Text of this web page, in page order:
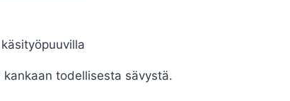
todellisesta sävystä.